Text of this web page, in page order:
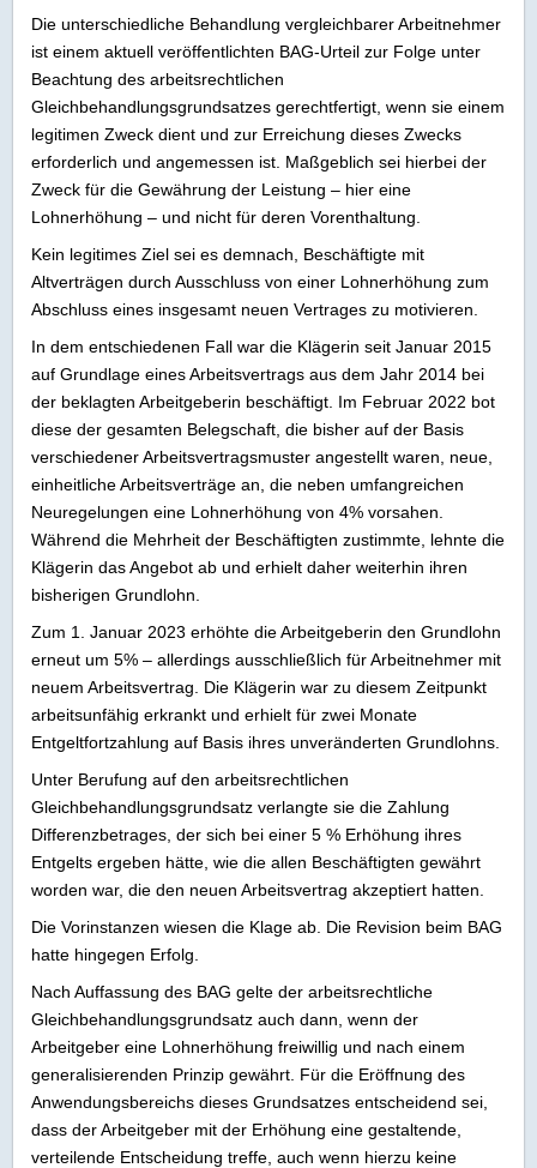
Die unterschiedliche Behandlung vergleichbarer Arbeitnehmer
ist einem aktuell veröffentlichten BAG-Urteil zur Folge unter
Beachtung des arbeitsrechtlichen
Gleichbehandlungsgrundsatzes gerechtfertigt, wenn sie einem
legitimen Zweck dient und zur Erreichung dieses Zwecks
erforderlich und angemessen ist. Maßgeblich sei hierbei der
Zweck für die Gewährung der Leistung – hier eine
Lohnerhöhung – und nicht für deren Vorenthaltung.
Kein legitimes Ziel sei es demnach, Beschäftigte mit
Altverträgen durch Ausschluss von einer Lohnerhöhung zum
Abschluss eines insgesamt neuen Vertrages zu motivieren.
In dem entschiedenen Fall war die Klägerin seit Januar 2015
auf Grundlage eines Arbeitsvertrags aus dem Jahr 2014 bei
der beklagten Arbeitgeberin beschäftigt. Im Februar 2022 bot
diese der gesamten Belegschaft, die bisher auf der Basis
verschiedener Arbeitsvertragsmuster angestellt waren, neue,
einheitliche Arbeitsverträge an, die neben umfangreichen
Neuregelungen eine Lohnerhöhung von 4% vorsahen.
Während die Mehrheit der Beschäftigten zustimmte, lehnte die
Klägerin das Angebot ab und erhielt daher weiterhin ihren
bisherigen Grundlohn.
Zum 1. Januar 2023 erhöhte die Arbeitgeberin den Grundlohn
erneut um 5% – allerdings ausschließlich für Arbeitnehmer mit
neuem Arbeitsvertrag. Die Klägerin war zu diesem Zeitpunkt
arbeitsunfähig erkrankt und erhielt für zwei Monate
Entgeltfortzahlung auf Basis ihres unveränderten Grundlohns.
Unter Berufung auf den arbeitsrechtlichen
Gleichbehandlungsgrundsatz verlangte sie die Zahlung
Differenzbetrages, der sich bei einer 5 % Erhöhung ihres
Entgelts ergeben hätte, wie die allen Beschäftigten gewährt
worden war, die den neuen Arbeitsvertrag akzeptiert hatten.
Die Vorinstanzen wiesen die Klage ab. Die Revision beim BAG
hatte hingegen Erfolg.
Nach Auffassung des BAG gelte der arbeitsrechtliche
Gleichbehandlungsgrundsatz auch dann, wenn der
Arbeitgeber eine Lohnerhöhung freiwillig und nach einem
generalisierenden Prinzip gewährt. Für die Eröffnung des
Anwendungsbereichs dieses Grundsatzes entscheidend sei,
dass der Arbeitgeber mit der Erhöhung eine gestaltende,
verteilende Entscheidung treffe, auch wenn hierzu keine